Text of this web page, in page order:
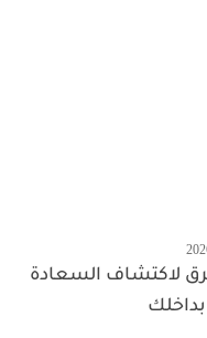
لاكتشاف السعادة
بداخلك